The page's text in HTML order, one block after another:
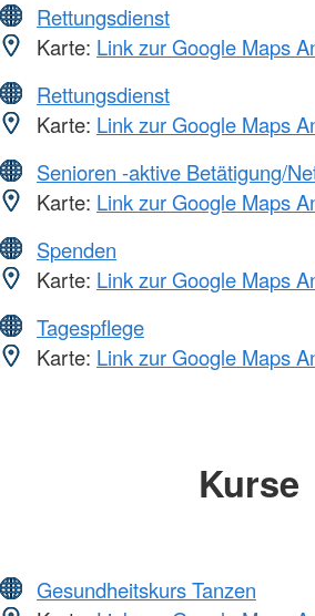
Rettungsdienst
Karte: Link zur Google Maps
Rettungsdienst
Karte: Link zur Google Maps
Senioren -aktive Betätigung/
Karte: Link zur Google Maps
Spenden
Karte: Link zur Google Maps
Tagespflege
Karte: Link zur Google Maps
Kurse
Gesundheitskurs Tanzen